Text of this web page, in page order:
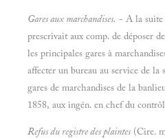
Gares aux marchandises. - A la suite
prescrivait aux comp. de déposer
les principales gares à
affecter un bureau au service de la
gares de marchandises de la
1858, aux ingén. en chef du
Refus du registre des plaintes (Cire.